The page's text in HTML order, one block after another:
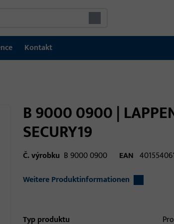
Kontakt
B 9000 0900 |
SECURY19
Č. výrobku B 9000 0900 EAN
Weitere Produktinformationen
Typ produktu